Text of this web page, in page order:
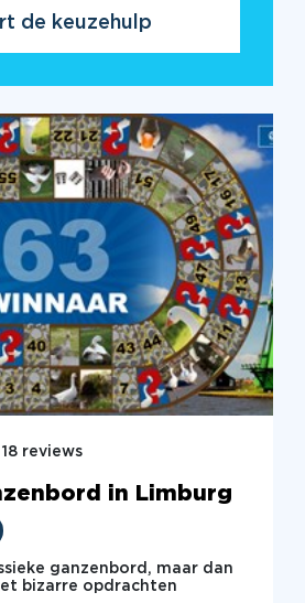
de keuzehulp
18 reviews
in Limburg
ganzenbord, maar dan
bizarre opdrachten